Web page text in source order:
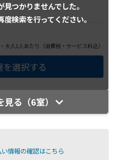
見つかりませんでした。
度検索を行ってください。
大人1人あたり （消費税・サービス料込）
る（6室）
情報の確認はこちら